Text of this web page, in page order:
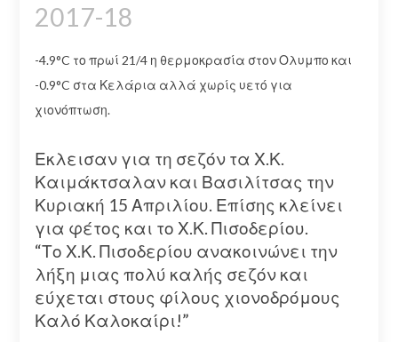
2017-18
-4.9°C το πρωί 21/4 η θερμοκρασία στον Ολυμπο και
-0.9°C στα Κελάρια αλλά χωρίς υετό για
χιονόπτωση.
Εκλεισαν για τη σεζόν τα Χ.Κ.
Καιμάκτσαλαν και Βασιλίτσας την
Κυριακή 15 Απριλίου. Επίσης κλείνει
για φέτος και το Χ.Κ. Πισοδερίου.
“Το Χ.Κ. Πισοδερίου ανακοινώνει την
λήξη μιας πολύ καλής σεζόν και
εύχεται στους φίλους χιονοδρόμους
Καλό Καλοκαίρι!”